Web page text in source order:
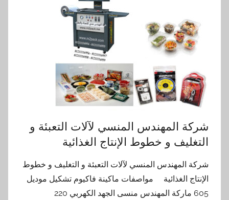
شركة المهندس المنسي لآلات التعبئة و
التغليف و خطوط الإنتاج الغذائية
شركة المهندس المنسي لآلات التعبئة و التغليف و خطوط
الإنتاج الغذائية مواصفات ماكينة فاكيوم تشكيل موديل
605 ماركة المهندس منسى الجهد الكهربي 220